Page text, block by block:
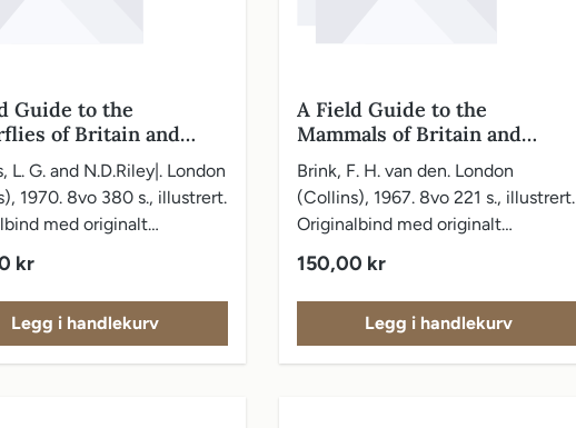
Guide to the
of Britain and
L. G. and N.D.Riley|. London
1970. 8vo 380 s., illustrert.
med originalt
14 sidene løse..
kr
Legg i handlekurv
A Field Guide to the
Mammals of Britain and
Europe
Brink, F. H. van den. London
(Collins), 1967. 8vo 221 s., illustrert.
Originalbind med originalt
Vanlig pris:
150,00 kr
Legg i handlekurv